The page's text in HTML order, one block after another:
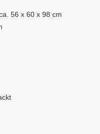
56 x 60 x 98 cm